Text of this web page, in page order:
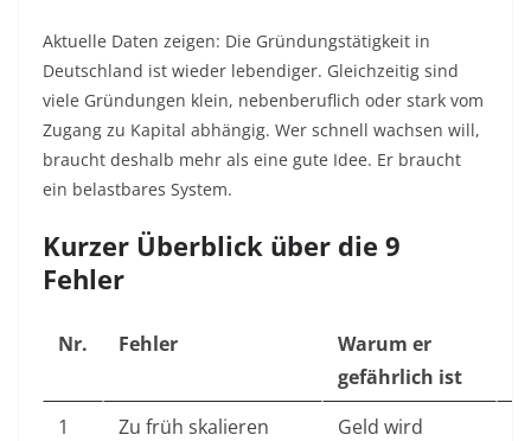
Aktuelle Daten zeigen: Die Gründungstätigkeit in
Deutschland ist wieder lebendiger. Gleichzeitig sind
viele Gründungen klein, nebenberuflich oder stark vom
Zugang zu Kapital abhängig. Wer schnell wachsen will,
braucht deshalb mehr als eine gute Idee. Er braucht
ein belastbares System.
Kurzer Überblick über die 9
Fehler
Nr. Fehler
Warum er
gefährlich ist
1 Zu früh skalieren
Geld wird